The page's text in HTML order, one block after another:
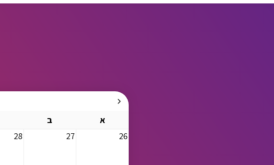
א
ב
26
27
28